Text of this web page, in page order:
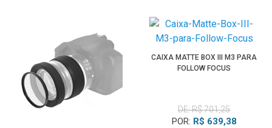
CAIXA MATTE BOX III M3 PARA
FOLLOW FOCUS
DE: R$ 701,25
POR: R$ 639,38